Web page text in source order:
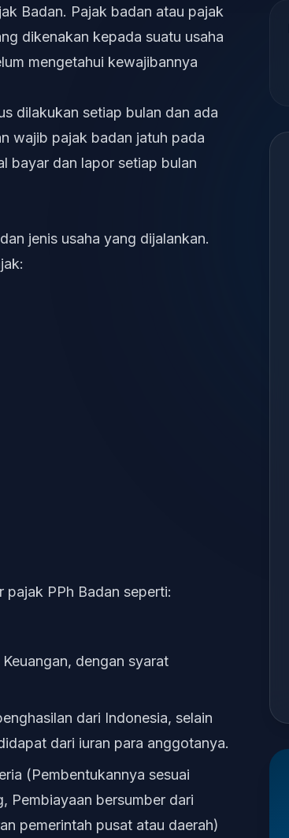
Badan. Pajak badan atau pajak
dikenakan kepada suatu usaha
mengetahui kewajibannya
dilakukan setiap bulan dan ada
wajib pajak badan jatuh pada
bayar dan lapor setiap bulan
jenis usaha yang dijalankan.
PPh Badan seperti:
dengan syarat
dari Indonesia, selain
dari iuran para anggotanya.
(Pembentukannya sesuai
Pembiayaan bersumber dari
pemerintah pusat atau daerah)